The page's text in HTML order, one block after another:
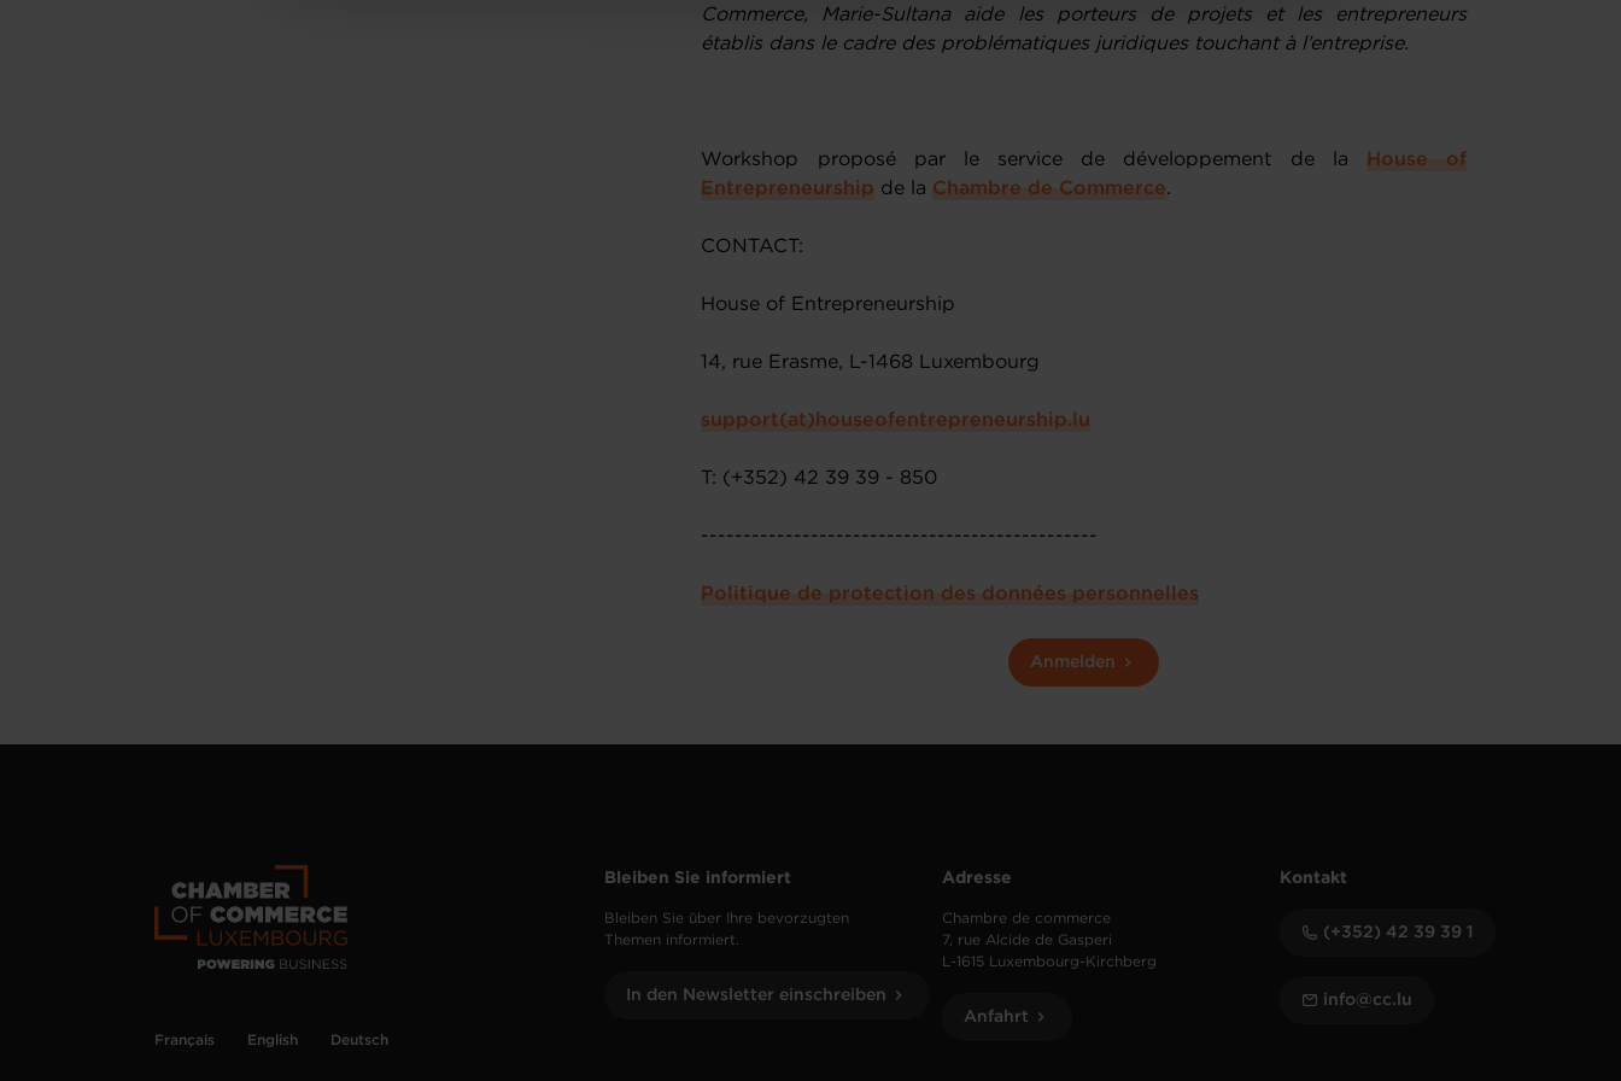
Commerce, Marie-Sultana aide les porteurs de projets et les entrepreneurs
établis dans le cadre des problématiques juridiques touchant à l’entreprise.
Workshop proposé par le service de développement de la
House of
Entrepreneurship de la Chambre de Commerce.
CONTACT:
House of Entrepreneurship
14, rue Erasme, L-1468 Luxembourg
support(at)houseofentrepreneurship.lu
T: (+352) 42 39 39 - 850
-----------------------------------------------
Politique de protection des données personnelles
Anmelden
Français English Deutsch
Bleiben Sie informiert
Bleiben Sie über Ihre bevorzugten
Themen informiert.
In den Newsletter einschreiben
Adresse
Chambre de commerce
7, rue Alcide de Gasperi
L-1615 Luxembourg-Kirchberg
Anfahrt
Kontakt
(+352) 42 39 39 1
info@cc.lu